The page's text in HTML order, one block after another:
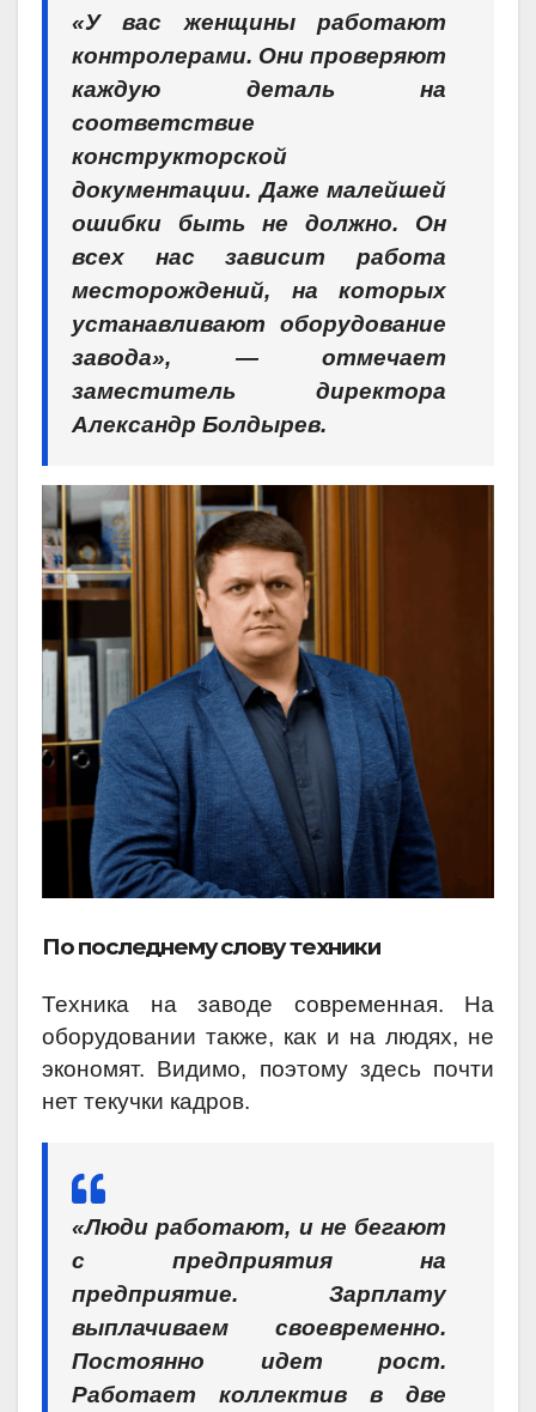
«У вас женщины работают
контролерами. Они проверяют
каждую деталь на
соответствие
конструкторской
документации. Даже малейшей
ошибки быть не должно. Он
всех нас зависит работа
месторождений, на которых
устанавливают оборудование
завода», — отмечает
заместитель директора
Александр Болдырев.
По последнему слову техники
Техника на заводе современная. На
оборудовании также, как и на людях, не
экономят. Видимо, поэтому здесь почти
нет текучки кадров.
«Люди работают, и не бегают
с предприятия на
предприятие. Зарплату
выплачиваем своевременно.
Постоянно идет рост.
Работает коллектив в две